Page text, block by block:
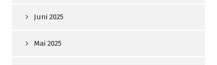
Juni 2025
Mai 2025